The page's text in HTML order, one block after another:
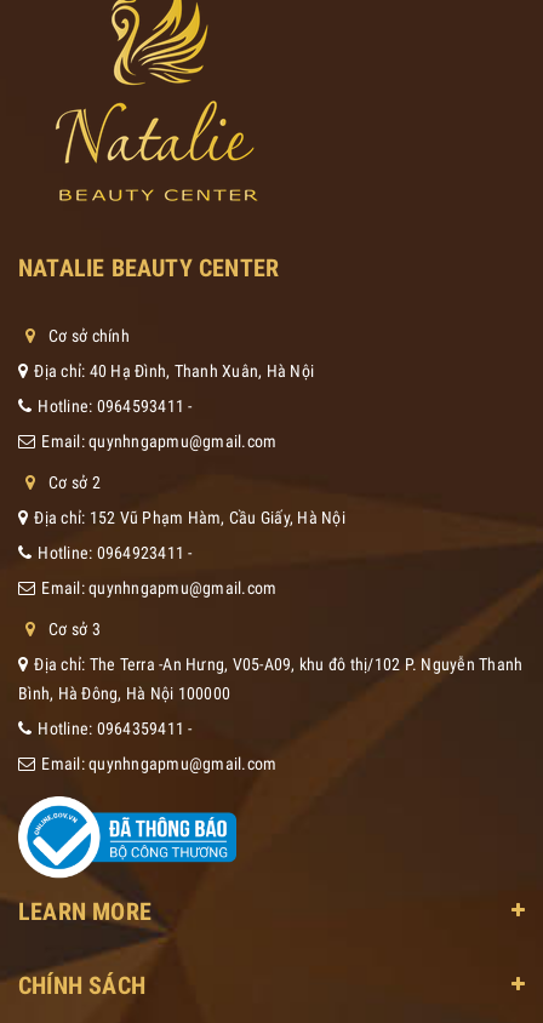
NATALIE BEAUTY CENTER
Cơ sở chính
Địa chỉ: 40 Hạ Đình, Thanh Xuân, Hà Nội
Hotline: 0964593411 -
Email:quynhngapmu@gmail.com
Cơ sở 2
Địa chỉ: 152 Vũ Phạm Hàm, Cầu Giấy, Hà Nội
Hotline: 0964923411 -
Email:quynhngapmu@gmail.com
Cơ sở 3
Địa chỉ: The Terra -An Hưng, V05-A09, khu đô thị/102 P. Nguyễn Thanh
Bình, Hà Đông, Hà Nội 100000
Hotline: 0964359411 -
Email:quynhngapmu@gmail.com
LEARN MORE
CHÍNH SÁCH